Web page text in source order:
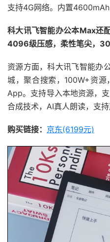
支持4G网络。内置4600mAh
科大讯飞智能办公本Max还
4096级压感，柔性笔尖，
资源方面，科大讯飞智能办
城，聚合搜索，100W+资
App。支持导入本地资源，
合成技术，AI真人朗读，支
购买链接： 京东(6199元)